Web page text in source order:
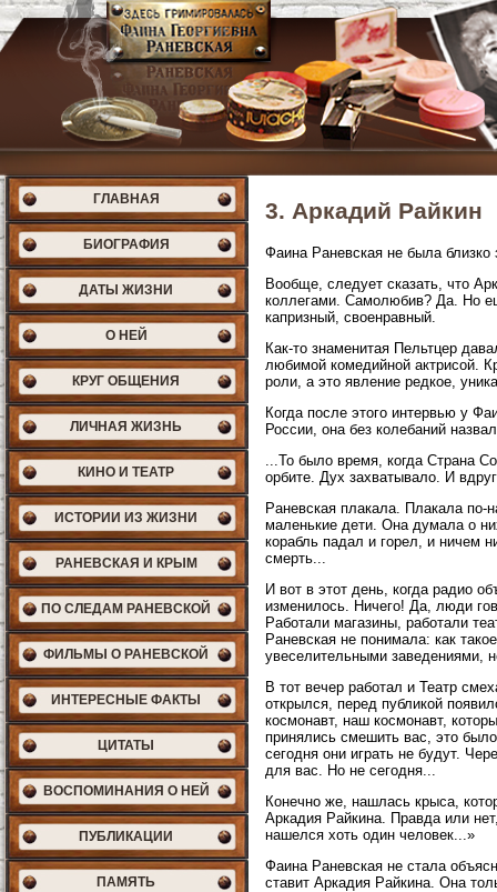
ГЛАВНАЯ
БИОГРАФИЯ
ДАТЫ ЖИЗНИ
О НЕЙ
КРУГ ОБЩЕНИЯ
ЛИЧНАЯ ЖИЗНЬ
КИНО И ТЕАТР
ИСТОРИИ ИЗ ЖИЗНИ
РАНЕВСКАЯ И КРЫМ
ПО СЛЕДАМ РАНЕВСКОЙ
ФИЛЬМЫ О РАНЕВСКОЙ
ИНТЕРЕСНЫЕ ФАКТЫ
ЦИТАТЫ
ВОСПОМИНАНИЯ О НЕЙ
ПУБЛИКАЦИИ
ПАМЯТЬ
3. Аркадий Райкин
Фаина Раневская не была близко
Вообще, следует сказать, что
коллегами. Самолюбив? Да. Но
капризный, своенравный.
Как-то знаменитая Пельтцер
любимой комедийной актрисой.
роли, а это явление редкое,
Когда после этого интервью у
России, она без колебаний
...То было время, когда Страна
орбите. Дух захватывало. И
Раневская плакала. Плакала
маленькие дети. Она думала о
корабль падал и горел, и ничем
смерть...
И вот в этот день, когда радио
изменилось. Ничего! Да, люди
Работали магазины, работали
Раневская не понимала: как
увеселительными заведениями,
В тот вечер работал и Театр
открылся, перед публикой
космонавт, наш космонавт,
принялись смешить вас, это
сегодня они играть не будут.
для вас. Но не сегодня...
Конечно же, нашлась крыса,
Аркадия Райкина. Правда или
нашелся хоть один человек...»
Фаина Раневская не стала
ставит Аркадия Райкина. Она